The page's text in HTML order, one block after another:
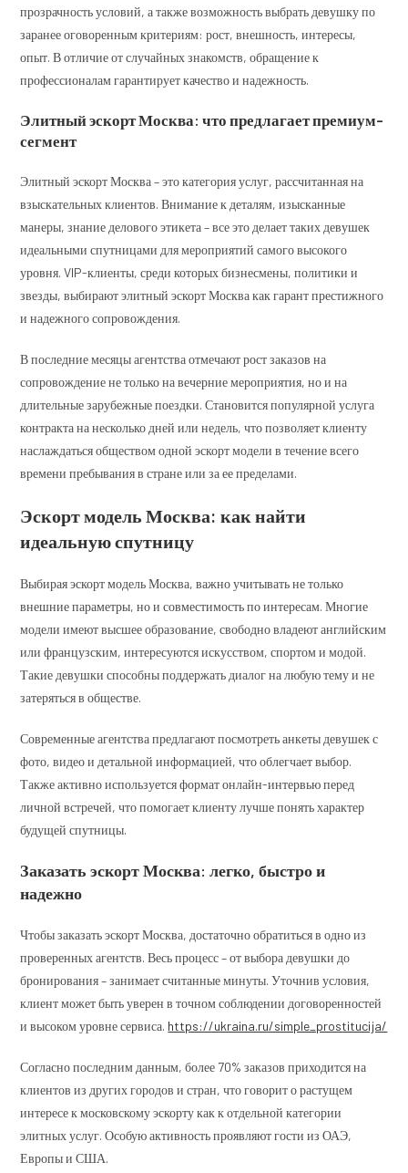
прозрачность условий, а также возможность выбрать девушку по
заранее оговоренным критериям: рост, внешность, интересы,
опыт. В отличие от случайных знакомств, обращение к
профессионалам гарантирует качество и надежность.
Элитный эскорт Москва: что предлагает премиум-
сегмент
Элитный эскорт Москва – это категория услуг, рассчитанная на
взыскательных клиентов. Внимание к деталям, изысканные
манеры, знание делового этикета – все это делает таких девушек
идеальными спутницами для мероприятий самого высокого
уровня. VIP-клиенты, среди которых бизнесмены, политики и
звезды, выбирают элитный эскорт Москва как гарант престижного
и надежного сопровождения.
В последние месяцы агентства отмечают рост заказов на
сопровождение не только на вечерние мероприятия, но и на
длительные зарубежные поездки. Становится популярной услуга
контракта на несколько дней или недель, что позволяет клиенту
наслаждаться обществом одной эскорт модели в течение всего
времени пребывания в стране или за ее пределами.
Эскорт модель Москва: как найти
идеальную спутницу
Выбирая эскорт модель Москва, важно учитывать не только
внешние параметры, но и совместимость по интересам. Многие
модели имеют высшее образование, свободно владеют английским
или французским, интересуются искусством, спортом и модой.
Такие девушки способны поддержать диалог на любую тему и не
затеряться в обществе.
Современные агентства предлагают посмотреть анкеты девушек с
фото, видео и детальной информацией, что облегчает выбор.
Также активно используется формат онлайн-интервью перед
личной встречей, что помогает клиенту лучше понять характер
будущей спутницы.
Заказать эскорт Москва: легко, быстро и
надежно
Чтобы заказать эскорт Москва, достаточно обратиться в одно из
проверенных агентств. Весь процесс – от выбора девушки до
бронирования – занимает считанные минуты. Уточнив условия,
клиент может быть уверен в точном соблюдении договоренностей
и высоком уровне сервиса. https://ukraina.ru/simple_prostitucija/
Согласно последним данным, более 70% заказов приходится на
клиентов из других городов и стран, что говорит о растущем
интересе к московскому эскорту как к отдельной категории
элитных услуг. Особую активность проявляют гости из ОАЭ,
Европы и США.